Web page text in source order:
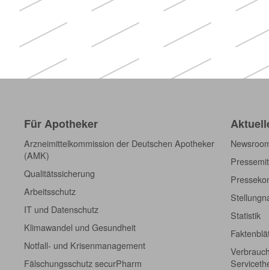
Für Apotheker
Arzneimittelkommission der Deutschen Apotheker
(AMK)
Qualitätssicherung
Arbeitsschutz
IT und Datenschutz
Klimawandel und Gesundheit
Notfall- und Krisenmanagement
Fälschungsschutz securPharm
Statistik